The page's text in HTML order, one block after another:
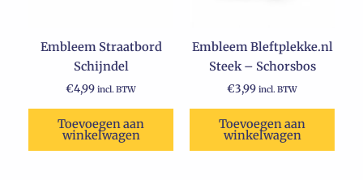
Embleem Straatbord
Schijndel
€4,99 incl. BTW
Toevoegen aan
winkelwagen
Embleem Bleftplekke.nl
Steek – Schorsbos
€3,99 incl. BTW
Toevoegen aan
winkelwagen